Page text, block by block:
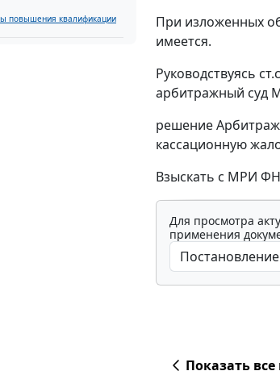
повышения квалификации
При изложенных
имеется.
Руководствуясь
арбитражный суд
решение
кассационную
Взыскать с МРИ
Для просмотра
применения
Показать